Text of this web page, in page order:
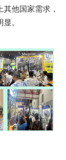
他国家需求，
。